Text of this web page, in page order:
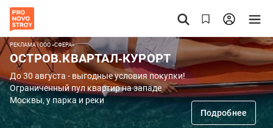
РЕКЛАМА | ООО «СФЕРА»
ОСТРОВ.КВАРТАЛ-КУРОРТ
До 30 августа - выгодные условия покупки!
Ограниченный пул квартир на западе
Москвы, у парка и реки
Подробнее